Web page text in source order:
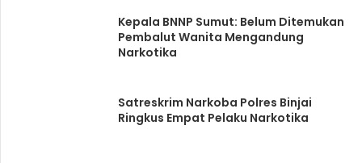
Kepala BNNP Sumut: Belum Ditemukan
Pembalut Wanita Mengandung
Narkotika
Satreskrim Narkoba Polres Binjai
Ringkus Empat Pelaku Narkotika